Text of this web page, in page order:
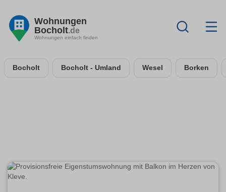
Wohnungen
Bocholt.de
Wohnungen einfach finden
Bocholt Bocholt - Umland Wesel Borken